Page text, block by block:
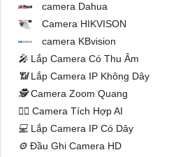
camera Dahua
Camera HIKVISON
camera KBvision
️🎤️ Lắp Camera Có Thu Âm
📶Lắp Camera IP Không Dây
🕵️Camera Zoom Quang
🧛‍♀️ Camera Tích Hợp AI
💻 Lắp Camera IP Có Dây
⚙️ Đầu Ghi Camera HD